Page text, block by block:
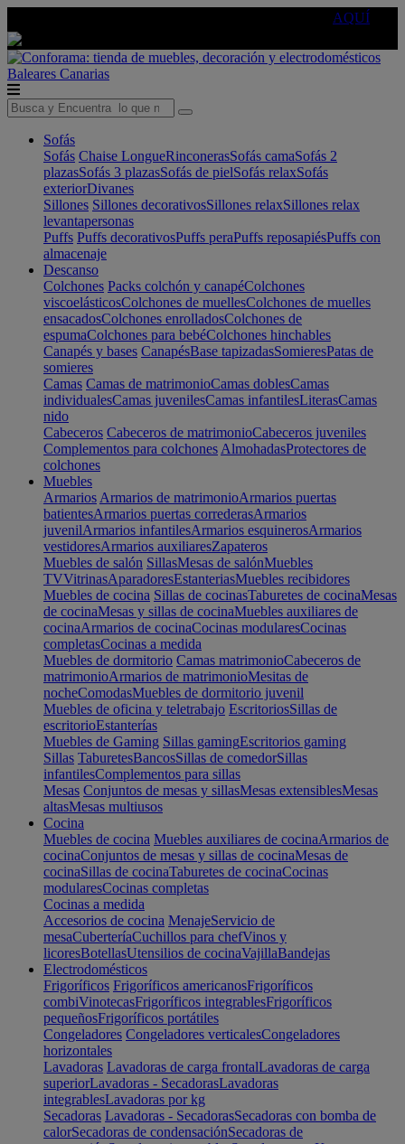
AQUÍ
Baleares Canarias
Sofás
Sofás Chaise LongueRinconerasSofás camaSofás 2
plazasSofás 3 plazasSofás de pielSofás relaxSofás
exteriorDivanes
Sillones Sillones decorativosSillones relaxSillones relax
levantapersonas
Puffs Puffs decorativosPuffs peraPuffs reposapiésPuffs con
almacenaje
Descanso
Colchones Packs colchón y canapéColchones
viscoelásticosColchones de muellesColchones de muelles
ensacadosColchones enrolladosColchones de
espumaColchones para bebéColchones hinchables
Canapés y bases CanapésBase tapizadasSomieresPatas de
somieres
Camas Camas de matrimonioCamas doblesCamas
individualesCamas juvenilesCamas infantilesLiterasCamas
nido
Cabeceros Cabeceros de matrimonioCabeceros juveniles
Complementos para colchones AlmohadasProtectores de
colchones
Muebles
Armarios Armarios de matrimonioArmarios puertas
batientesArmarios puertas correderasArmarios
juvenilArmarios infantilesArmarios esquinerosArmarios
vestidoresArmarios auxiliaresZapateros
Muebles de salón SillasMesas de salónMuebles
TVVitrinasAparadoresEstanteriasMuebles recibidores
Muebles de cocina Sillas de cocinasTaburetes de cocinaMesas
de cocinaMesas y sillas de cocinaMuebles auxiliares de
cocinaArmarios de cocinaCocinas modularesCocinas
completasCocinas a medida
Muebles de dormitorio Camas matrimonioCabeceros de
matrimonioArmarios de matrimonioMesitas de
nocheComodasMuebles de dormitorio juvenil
Muebles de oficina y teletrabajo EscritoriosSillas de
escritorioEstanterías
Muebles de Gaming Sillas gamingEscritorios gaming
Sillas TaburetesBancosSillas de comedorSillas
infantilesComplementos para sillas
Mesas Conjuntos de mesas y sillasMesas extensiblesMesas
altasMesas multiusos
Cocina
Muebles de cocina Muebles auxiliares de cocinaArmarios de
cocinaConjuntos de mesas y sillas de cocinaMesas de
cocinaSillas de cocinaTaburetes de cocinaCocinas
modularesCocinas completas
Cocinas a medida
Accesorios de cocina MenajeServicio de
mesaCuberteríaCuchillos para chefVinos y
licoresBotellasUtensilios de cocinaVajillaBandejas
Electrodomésticos
Frigoríficos Frigoríficos americanosFrigoríficos
combiVinotecasFrigoríficos integrablesFrigoríficos
pequeñosFrigoríficos portátiles
Congeladores Congeladores verticalesCongeladores
horizontales
Lavadoras Lavadoras de carga frontalLavadoras de carga
superiorLavadoras - SecadorasLavadoras
integrablesLavadoras por kg
Secadoras Lavadoras - SecadorasSecadoras con bomba de
calorSecadoras de condensaciónSecadoras de